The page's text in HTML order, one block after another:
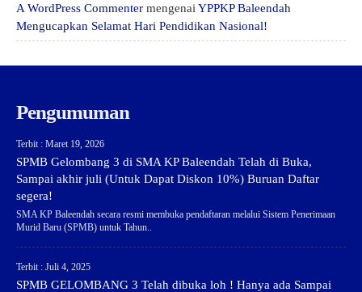
A WordPress Commenter mengenai YPPKP Baleendah
Mengucapkan Selamat Hari Pendidikan Nasional!
Pengumuman
Terbit : Maret 19, 2026
SPMB Gelombang 3 di SMA KP Baleendah Telah di Buka,
Sampai akhir juli (Untuk Dapat Diskon 10%) Buruan Daftar
segera!
SMA KP Baleendah secara resmi membuka pendaftaran melalui Sistem Penerimaan
Murid Baru (SPMB) untuk Tahun..
Terbit : Juli 4, 2025
SPMB GELOMBANG 3 Telah dibuka loh ! Hanya ada Sampai